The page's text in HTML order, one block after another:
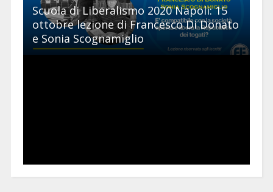
Scuola di Liberalismo 2020 Napoli: 15
ottobre lezione di Francesco Di Donato
e Sonia Scognamiglio